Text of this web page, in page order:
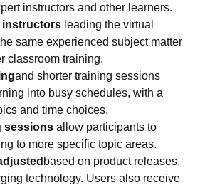
instructors and other learners.
instructors leading the virtual
same experienced subject matter
classroom training.
and shorter training sessions
into busy schedules, with a
and time choices.
sessions allow participants to
to more specific topic areas.
based on product releases,
technology. Users also receive